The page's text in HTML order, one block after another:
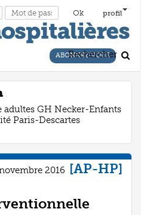
profil
ABONNEZ-VOUS
Rechercher
adultes GH Necker-Enfants
Paris-Descartes
2016 [AP-HP]